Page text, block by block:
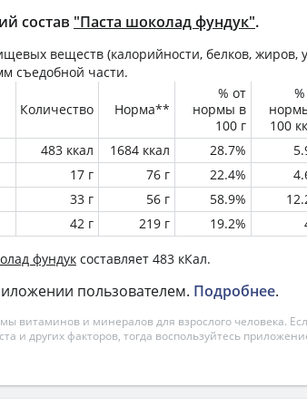
состав "Паста шоколад фундук".
веществ (калорийности, белков, жиров,
съедобной части.
Количество Норма**
% от
нормы в
100 г
100
483 ккал 1684 ккал 28.7%
17 г 76 г 22.4%
33 г 56 г 58.9%
42 г 219 г 19.2%
фундук составляет 483 кКал.
пользователем. Подробнее.
витаминов и минералов для взрослого человека.
и других факторов, тогда воспользуйтесь